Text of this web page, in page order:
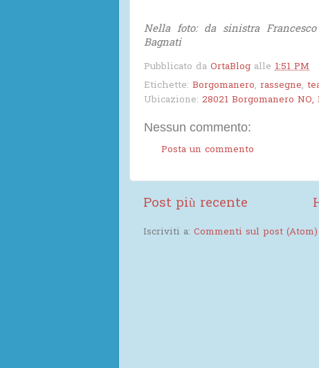
Nella foto: da sinistra
Bagnati
Pubblicato da OrtaBlog alle 1:51 PM
Etichette: Borgomanero, rassegne,
Ubicazione: 28021 Borgomanero
Nessun commento:
Posta un commento
Post più recente
Iscriviti a: Commenti sul post (Atom)